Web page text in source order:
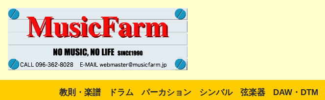
教則・楽譜 ドラム パーカション シンバル 弦楽器 DAW・DTM